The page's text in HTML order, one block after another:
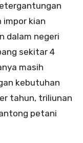
impor kian
dalam negeri
sekitar 4
masih
kebutuhan
tahun, triliunan
petani